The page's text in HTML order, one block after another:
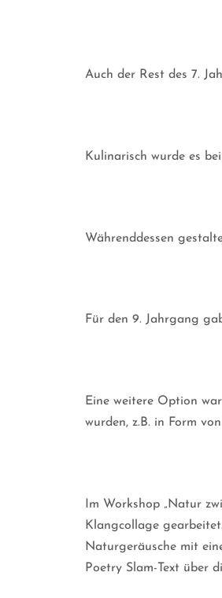
Auch der Rest des 7.
Kulinarisch wurde es
Währenddessen
Für den 9. Jahrgang
Eine weitere Option
wurden, z.B. in Form
Im Workshop „Natur
Klangcollage
Naturgeräusche mit
Poetry Slam-Text über